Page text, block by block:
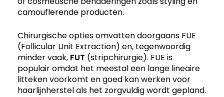
camouflerende producten.
Chirurgische opties omvatten doorgaans FUE
(Follicular Unit Extraction) en, tegenwoordig
minder vaak, FUT (stripchirurgie). FUE is
populair omdat het meestal een lange lineaire
litteken voorkomt en goed kan werken voor
haarlijnherstel als het zorgvuldig wordt gepland.